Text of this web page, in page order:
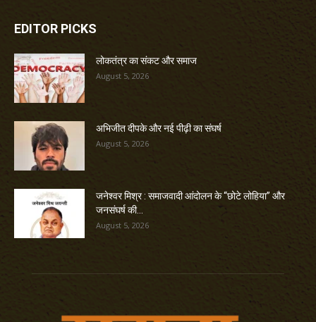
EDITOR PICKS
लोकतंत्र का संकट और समाज
August 5, 2026
अभिजीत दीपके और नई पीढ़ी का संघर्ष
August 5, 2026
जनेश्वर मिश्र : समाजवादी आंदोलन के “छोटे लोहिया” और
जनसंघर्ष की...
August 5, 2026